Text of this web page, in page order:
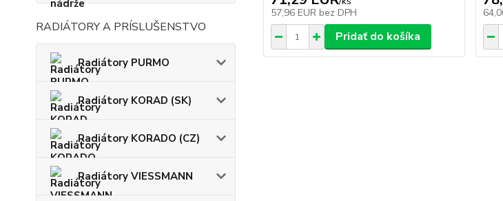
RADIÁTORY A PRÍSLUŠENSTVO
Radiátory PURMO
Radiátory KORAD (SK)
Radiátory KORADO (CZ)
Radiátory VIESSMANN
57,96 EUR bez DPH
Pridať do košíka